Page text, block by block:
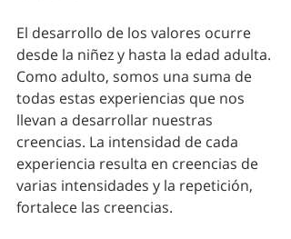
El desarrollo de los valores ocurre
desde la niñez y hasta la edad adulta.
Como adulto, somos una suma de
todas estas experiencias que nos
llevan a desarrollar nuestras
creencias. La intensidad de cada
experiencia resulta en creencias de
varias intensidades y la repetición,
fortalece las creencias.